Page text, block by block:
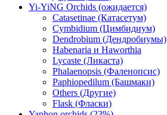
Yi-YiNG Orchids (ожидается)
Catasetinae (Катасетум)
Cymbidium (Цимбидиум)
Dendrobium (Дендробиумы)
Habenaria и Haworthia
Lycaste (Ликаста)
Phalaenopsis (Фаленопсис)
Paphiopedilum (Башмаки)
Others (Другие)
Flask (Фласки)